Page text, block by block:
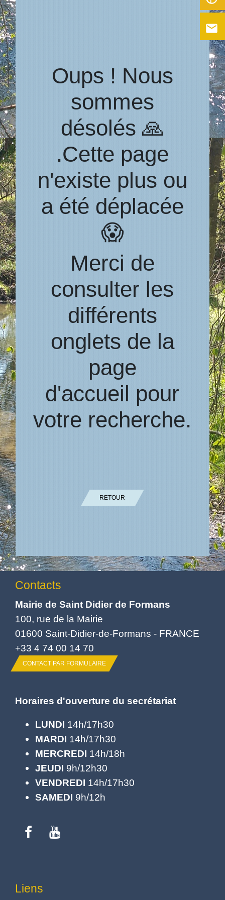
Oups ! Nous
sommes
désolés 🙏
.Cette page
n'existe plus ou
a été déplacée
😱
Merci de
consulter les
différents
onglets de la
page
d'accueil pour
votre recherche.
RETOUR
email
Contacts
Mairie de Saint Didier de Formans
100, rue de la Mairie
01600 Saint-Didier-de-Formans - FRANCE
+33 4 74 00 14 70
CONTACT PAR FORMULAIRE
Horaires d'ouverture du secrétariat
LUNDI 14h/17h30
MARDI 14h/17h30
MERCREDI 14h/18h
JEUDI 9h/12h30
VENDREDI 14h/17h30
SAMEDI 9h/12h
Liens